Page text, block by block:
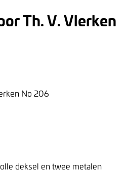
Th. V. Vlerken
No 206
deksel en twee metalen